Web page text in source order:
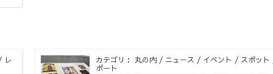
レ
カテゴリ： 丸の内 / ニュース / イベント / スポッ
ポート